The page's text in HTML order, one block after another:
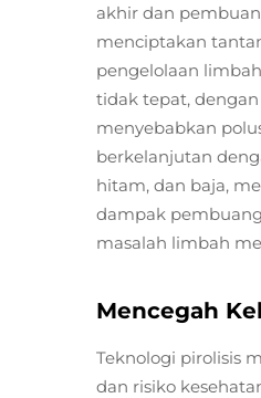
akhir dan
menciptakan
pengelolaan
tidak tepat, dengan
menyebabkan
berkelanjutan
hitam, dan baja,
dampak
masalah limbah
Mencegah
Teknologi pirolisis
dan risiko